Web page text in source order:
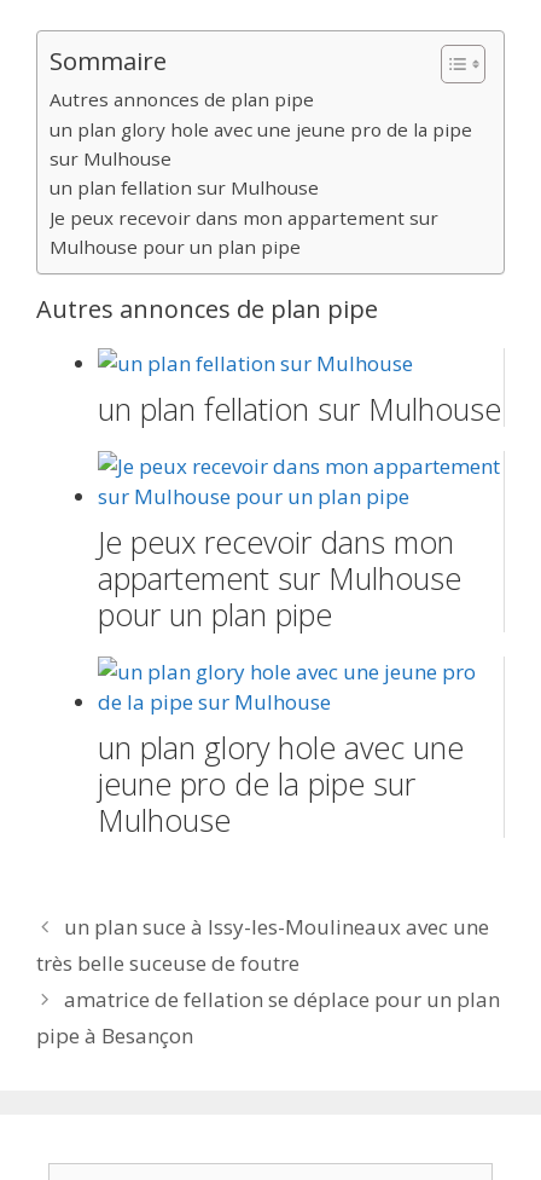
Sommaire
Autres annonces de plan pipe
un plan glory hole avec une jeune pro de la pipe
sur Mulhouse
un plan fellation sur Mulhouse
Je peux recevoir dans mon appartement sur
Mulhouse pour un plan pipe
Autres annonces de plan pipe
un plan fellation sur Mulhouse
Je peux recevoir dans mon
appartement sur Mulhouse
pour un plan pipe
un plan glory hole avec une
jeune pro de la pipe sur
Mulhouse
Navigation
des
un plan suce à Issy-les-Moulineaux avec une
très belle suceuse de foutre
amatrice de fellation se déplace pour un plan
pipe à Besançon